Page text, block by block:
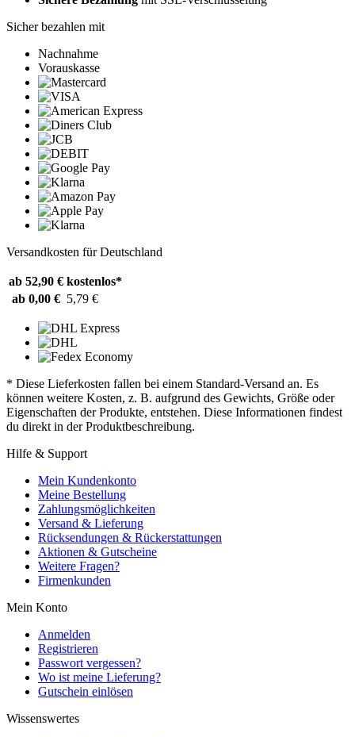
Sicher bezahlen mit
Nachnahme
Vorauskasse
Versandkosten für Deutschland
ab 52,90 € kostenlos*
ab 0,00 € 5,79 €
* Diese Lieferkosten fallen bei einem Standard-Versand an. Es
können weitere Kosten, z. B. aufgrund des Gewichts, Größe oder
Eigenschaften der Produkte, entstehen. Diese Informationen findest
du direkt in der Produktbeschreibung.
Hilfe & Support
Mein Kundenkonto
Meine Bestellung
Zahlungsmöglichkeiten
Versand & Lieferung
Rücksendungen & Rückerstattungen
Aktionen & Gutscheine
Weitere Fragen?
Firmenkunden
Mein Konto
Anmelden
Registrieren
Passwort vergessen?
Wo ist meine Lieferung?
Gutschein einlösen
Wissenswertes